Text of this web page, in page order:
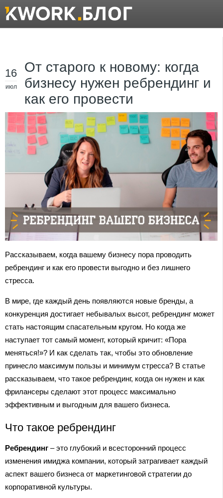
16
июл
От старого к новому: когда
бизнесу нужен ребрендинг и
как его провести
Рассказываем, когда вашему бизнесу пора проводить
ребрендинг и как его провести выгодно и без лишнего
стресса.
В мире, где каждый день появляются новые бренды, а
конкуренция достигает небывалых высот, ребрендинг может
стать настоящим спасательным кругом. Но когда же
наступает тот самый момент, который кричит: «Пора
меняться!»? И как сделать так, чтобы это обновление
принесло максимум пользы и минимум стресса? В статье
рассказываем, что такое ребрендинг, когда он нужен и как
фрилансеры сделают этот процесс максимально
эффективным и выгодным для вашего бизнеса.
Что такое ребрендинг
Ребрендинг – это глубокий и всесторонний процесс
изменения имиджа компании, который затрагивает каждый
аспект вашего бизнеса от маркетинговой стратегии до
корпоративной культуры.